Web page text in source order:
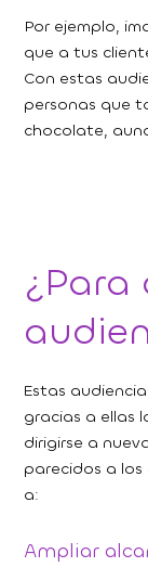
Por ejemplo,
que a tus
Con estas
personas que
chocolate,
¿Para
Estas
gracias a ellas
dirigirse a
parecidos a
a:
Ampliar